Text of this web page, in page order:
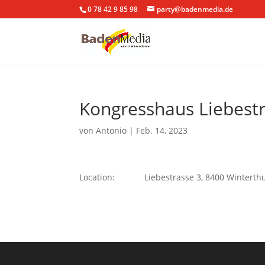
0 78 42 9 85 98 party@badenmedia.de
Kongresshaus
vonAntonio | Feb. 14, 2023
Location: Liebestrasse 3, 8400